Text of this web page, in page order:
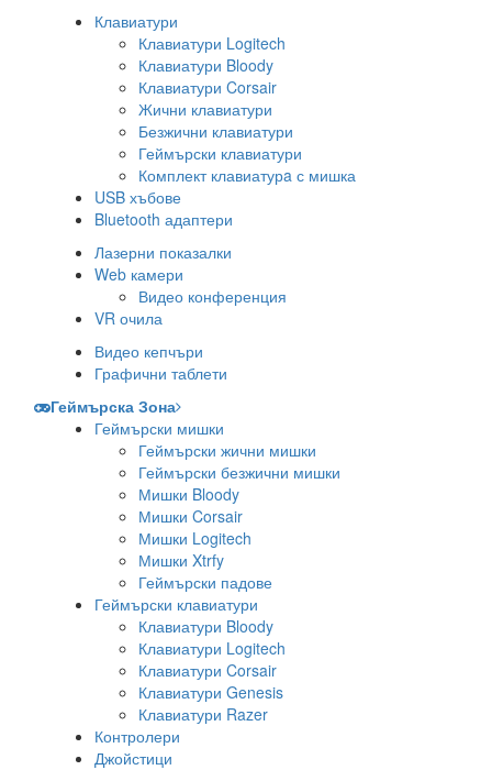
Клавиатури
Клавиатури Logitech
Клавиатури Bloody
Клавиатури Corsair
Жични клавиатури
Безжични клавиатури
Геймърски клавиатури
Комплект клавиатурa с мишка
USB хъбове
Bluetooth адаптери
Лазерни показалки
Web камери
Видео конференция
VR очила
Видео кепчъри
Графични таблети
Геймърска Зона
Геймърски мишки
Геймърски жични мишки
Геймърски безжични мишки
Мишки Bloody
Мишки Corsair
Мишки Logitech
Мишки Xtrfy
Геймърски падове
Геймърски клавиатури
Клавиатури Bloody
Клавиатури Logitech
Клавиатури Corsair
Клавиатури Genesis
Клавиатури Razer
Контролери
Джойстици